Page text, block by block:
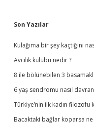
Sidebar
Son Yazılar
Kulağıma bir şey kaçtığını
Avcılık kulübü nedir ?
8 ile bölünebilen 3
6 yaş sendromu nasıl
Türkiye’nin ilk kadın filozofu
Bacaktaki bağlar koparsa